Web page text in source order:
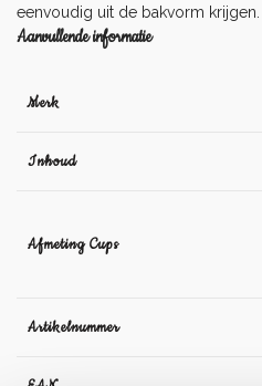
eenvoudig uit de bakvorm krijgen.
Aanvullende informatie
Merk
Inhoud
Afmeting Cups
Artikelnummer